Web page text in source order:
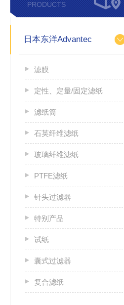
PRODUCTS
日本东洋Advantec
滤膜
定性、定量/固定滤纸
滤纸筒
石英纤维滤纸
玻璃纤维滤纸
PTFE滤纸
针头过滤器
特别产品
试纸
囊式过滤器
复合滤纸